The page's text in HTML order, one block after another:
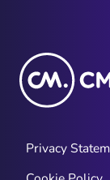
Privacy